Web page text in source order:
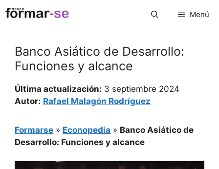
Saltar
al
Menú
Banco Asiático de Desarrollo:
Funciones y alcance
Última actualización: 3 septiembre 2024
Autor: Rafael Malagón Rodríguez
Formarse » Econopedia » Banco Asiático de
Desarrollo: Funciones y alcance